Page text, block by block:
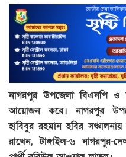
নাগরপুর উপজেলা বিএনপি ও
আয়োজন করে। নাগরপুর
হাবিবুর রহমান হবির সঞ্চালনায়
রাখেন, টাঙ্গাইল-৬